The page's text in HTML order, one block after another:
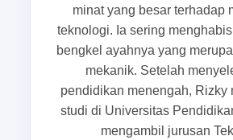
Mengapa Memilih
Kebutuhan Proyek?
Dalam berbagai proyek industri
penggunaan forklift menjadi
Pertama-tama, forklift
minat yang besar terhadap
teknologi. Ia sering
bengkel ayahnya yang
mekanik. Setelah
pendidikan menengah, Rizky
studi di Universitas
mengambil jurusan